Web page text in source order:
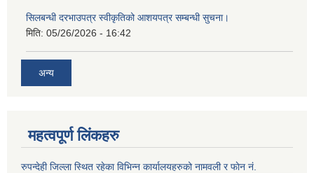
सिलबन्धी दरभाउपत्र स्वीकृतिको आशयपत्र सम्बन्धी सुचना।
मिति: 05/26/2026 - 16:42
अन्य
महत्वपूर्ण लिंकहरु
रुपन्देही जिल्ला स्थित रहेका विभिन्न कार्यालयहरुको नामवली र फाेन न‌ं.